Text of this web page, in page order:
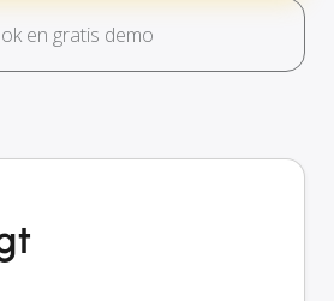
en gratis demo